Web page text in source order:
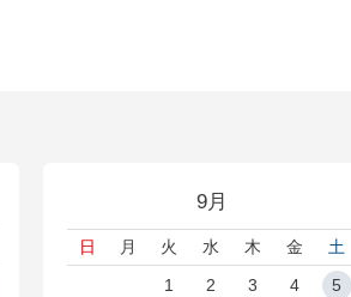
9月
日 月 火 水 木 金
土
1
2 3 4 5